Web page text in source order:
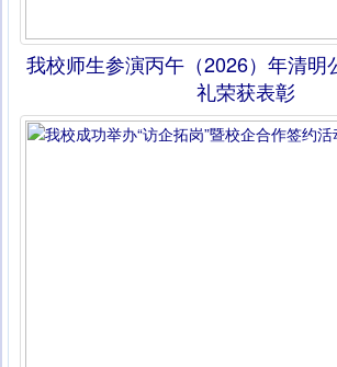
我校师生参演丙午（2026）年清明
礼荣获表彰